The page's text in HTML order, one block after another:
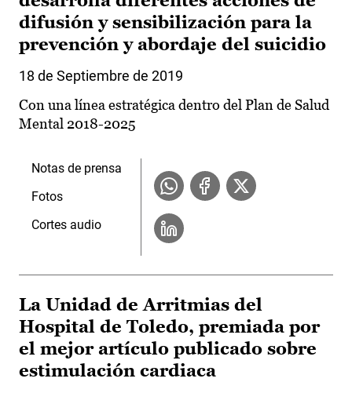
difusión y sensibilización para la
prevención y abordaje del suicidio
18 de Septiembre de 2019
Con una línea estratégica dentro del Plan de Salud
Mental 2018-2025
Notas de prensa
Fotos
Cortes audio
La Unidad de Arritmias del
Hospital de Toledo, premiada por
el mejor artículo publicado sobre
estimulación cardiaca